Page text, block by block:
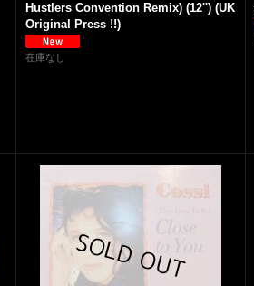
Hustlers Convention Remix) (12'') (UK
Original Press !!)
在庫なし